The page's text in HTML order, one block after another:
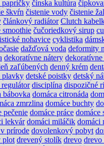
čínska kultúra
škvŕn čistenie vody čistenie
článkový radiátor Clutch
smoothie čučoriedkový sirup
nohavice cyklistika
dažďová voda deformity
dekoratívne nátery
zaľúbených denný krém
plavky detské poistky detský
disciplína dispozičné
bábovka domáca citronáda
zmrzlina domáce buchty
pečenie domáce práce domáce
lekvár domáci miláčik domáci
prírode dovolenkový pobyt
plot drevený stolík drevo drevo